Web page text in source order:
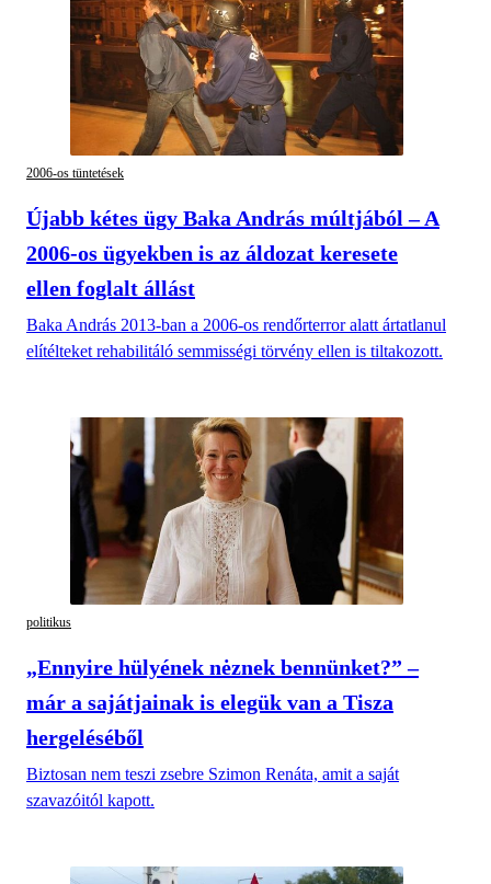
2006-os tüntetések
Újabb kétes ügy Baka András múltjából – A
2006-os ügyekben is az áldozat keresete
ellen foglalt állást
Baka András 2013-ban a 2006-os rendőrterror alatt ártatlanul
elítélteket rehabilitáló semmisségi törvény ellen is tiltakozott.
politikus
„Ennyire hülyének nėznek bennünket?” –
már a sajátjainak is elegük van a Tisza
hergeléséből
Biztosan nem teszi zsebre Szimon Renáta, amit a saját
szavazóitól kapott.